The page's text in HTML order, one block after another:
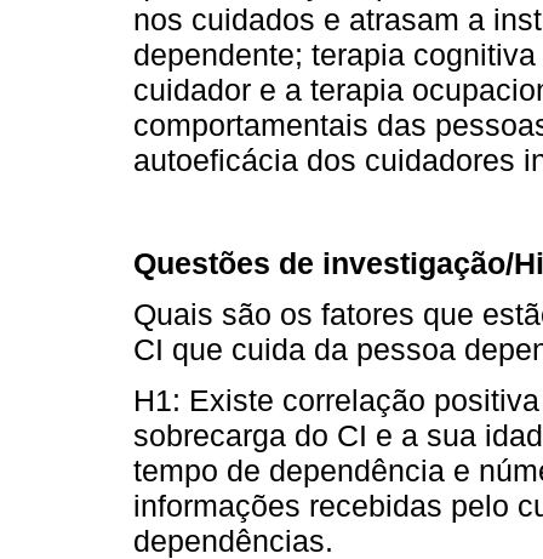
nos cuidados e atrasam a
dependente; terapia
cuidador e a terapia
comportamentais das
autoeficácia dos cuidadores
Questões de investigação/
Quais são os fatores que
CI que cuida da pessoa
H1: Existe correlação
sobrecarga do CI e a sua
tempo de dependência e
informações recebidas pelo
dependências.